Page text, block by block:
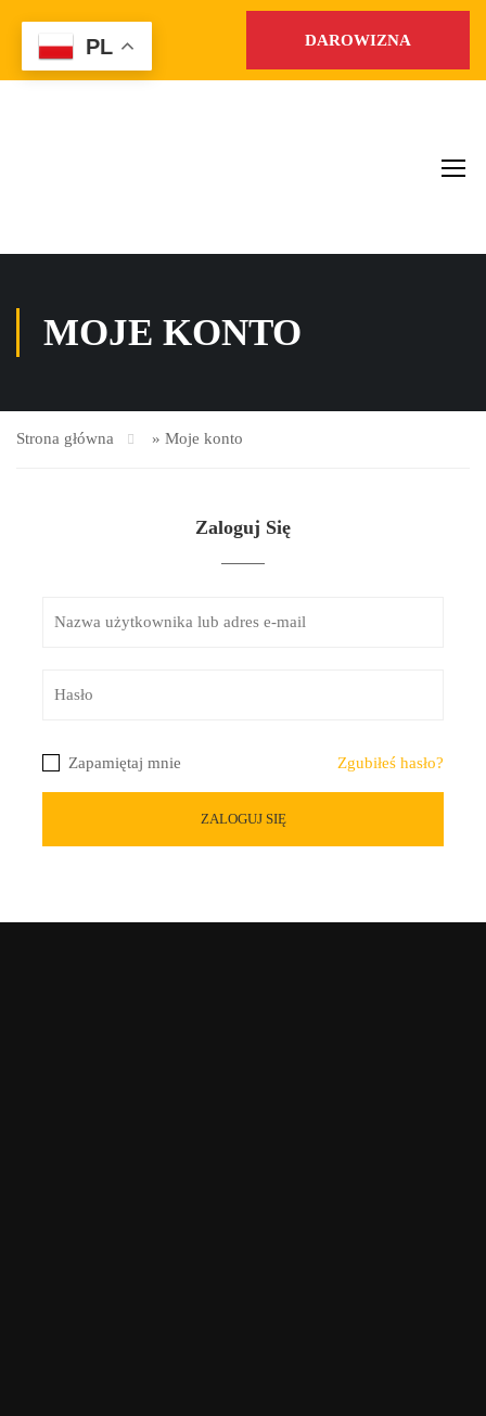
DAROWIZNA
MOJE KONTO
Strona główna » Moje konto
Zaloguj Się
Zapamiętaj mnie Zgubiłeś hasło?
PL